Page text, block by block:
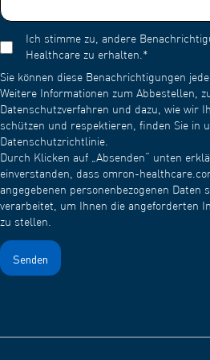
geworden sein, muss er ersetzt werden,
vermeiden.
Speziell bei einem Netzvernebler: Die
jedem Gebrauch gereinigt werden:
Füllen Sie den Medikamentenbehälter
vernebeln Sie das Wasser. Um zu
Medikament nach dem Gebrauch
haften bleibt, vernebeln Sie das
Waschen Sie dann die Netzkappe mit
(neutralen) Reinigungsmittel und
Wasser ab. Lassen Sie sie an einem
Ich stimme zu, andere
Healthcare zu erhalten.*
Sie können diese Benachrichtigungen
Weitere Informationen zum Abbestellen,
Datenschutzverfahren und dazu, wie wir
schützen und respektieren, finden Sie in
Datenschutzrichtlinie.
Durch Klicken auf „Absenden“ unten
einverstanden, dass omron-
angegebenen personenbezogenen Daten
verarbeitet, um Ihnen die angeforderten
zu stellen.